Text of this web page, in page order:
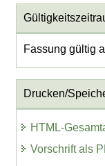
Fassung gültig
Drucken/
HTML-
Vorschrift als